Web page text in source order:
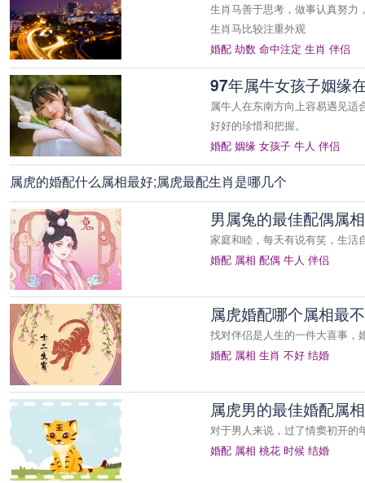
生肖马善于思考，做事认真努力
生肖马比较注重外观
婚配 劫数 命中注定 生肖 伴侣
97年属牛女孩子姻缘
属牛人在东南方向上容易遇见
好好的珍惜和把握。
婚配 姻缘 女孩子 牛人 伴侣
属虎的婚配什么属相最好;属虎最配生肖是哪几个
男属兔的最佳配偶属
家庭和睦，每天有说有笑，生活
婚配 属相 配偶 牛人 伴侣
属虎婚配哪个属相最
找对伴侣是人生的一件大喜事，
婚配 属相 生肖 不好 结婚
属虎男的最佳婚配属
对于男人来说，过了情窦初开的
婚配 属相 桃花 时候 结婚